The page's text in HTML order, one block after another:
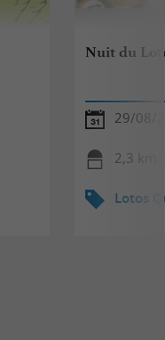
Nuit du
29/08/
2,3 km
Lotos